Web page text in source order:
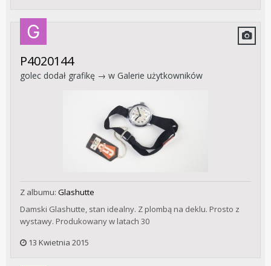
P4020144
golec dodał grafikę → w Galerie użytkowników
Z albumu: Glashutte
Damski Glashutte, stan idealny. Z plombą na deklu. Prosto z
wystawy. Produkowany w latach 30
13 Kwietnia 2015